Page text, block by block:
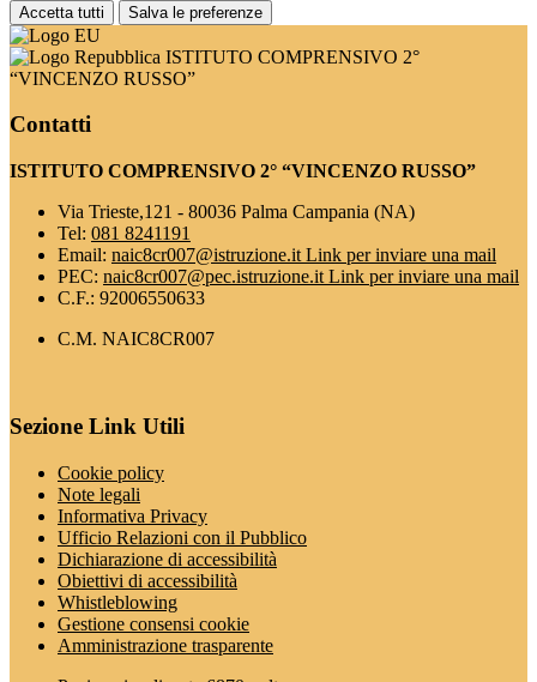
Accetta tutti Salva le preferenze
ISTITUTO COMPRENSIVO 2°
“VINCENZO RUSSO”
Contatti
ISTITUTO COMPRENSIVO 2° “VINCENZO RUSSO”
Via Trieste,121 - 80036 Palma Campania (NA)
Tel: 081 8241191
Email: naic8cr007@istruzione.it Link per inviare una mail
PEC: naic8cr007@pec.istruzione.it Link per inviare una mail
C.F.: 92006550633
C.M. NAIC8CR007
Sezione Link Utili
Cookie policy
Note legali
Informativa Privacy
Ufficio Relazioni con il Pubblico
Dichiarazione di accessibilità
Obiettivi di accessibilità
Whistleblowing
Gestione consensi cookie
Amministrazione trasparente